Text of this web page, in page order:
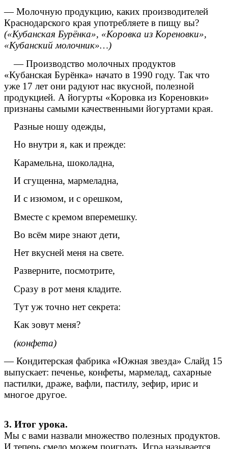
— Молочную продукцию, каких производителей
Краснодарского края употребляете в пищу вы?
(«Кубанская Бурёнка», «Коровка из Кореновки»,
«Кубанский молочник»…)
— Производство молочных продуктов
«Кубанская Бурёнка» начато в 1990 году. Так что
уже 17 лет они радуют нас вкусной, полезной
продукцией. А йогурты «Коровка из Кореновки»
признаны самыми качественными йогуртами края.
Разные ношу одежды,
Но внутри я, как и прежде:
Карамельна, шоколадна,
И сгущенна, мармеладна,
И с изюмом, и с орешком,
Вместе с кремом вперемешку.
Во всём мире знают дети,
Нет вкусней меня на свете.
Разверните, посмотрите,
Сразу в рот меня кладите.
Тут уж точно нет секрета:
Как зовут меня?
(конфета)
— Кондитерская фабрика «Южная звезда» Слайд 15
выпускает: печенье, конфеты, мармелад, сахарные
пастилки, драже, вафли, пастилу, зефир, ирис и
многое другое.
3. Итог урока.
Мы с вами назвали множество полезных продуктов.
И теперь смело можем поиграть. Игра называется